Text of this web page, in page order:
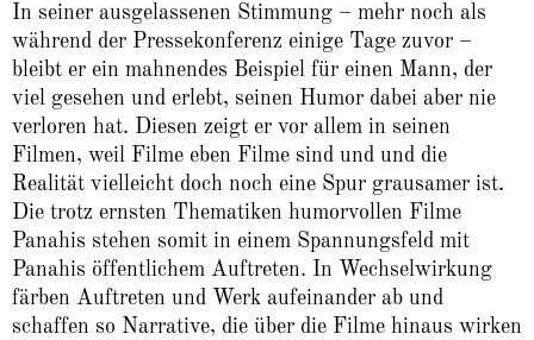
In seiner ausgelassenen Stimmung – mehr noch als
während der Pressekonferenz einige Tage zuvor –
bleibt er ein mahnendes Beispiel für einen Mann, der
viel gesehen und erlebt, seinen Humor dabei aber nie
verloren hat. Diesen zeigt er vor allem in seinen
Filmen, weil Filme eben Filme sind und und die
Realität vielleicht doch noch eine Spur grausamer ist.
Die trotz ernsten Thematiken humorvollen Filme
Panahis stehen somit in einem Spannungsfeld mit
Panahis öffentlichem Auftreten. In Wechselwirkung
färben Auftreten und Werk aufeinander ab und
schaffen so Narrative, die über die Filme hinaus wirken